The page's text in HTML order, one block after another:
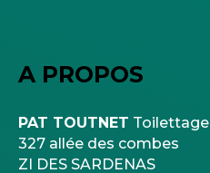
A PROPOS
PAT TOUTNET Toilettage
327 allée des combes
ZI DES SARDENAS